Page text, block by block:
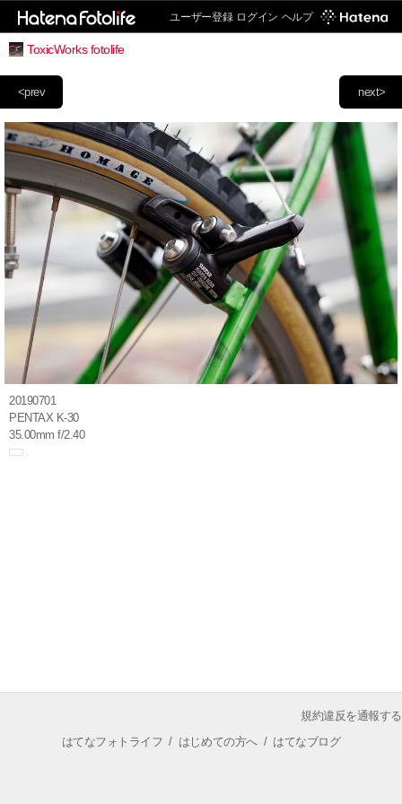
ユーザー登録 ログイン ヘルプ
ToxicWorks fotolife
next>
<prev
20190701
PENTAX K-30
35.00mm f/2.40
規約違反を通報する
はてなフォトライフ / はじめての方へ/ はてなブログ